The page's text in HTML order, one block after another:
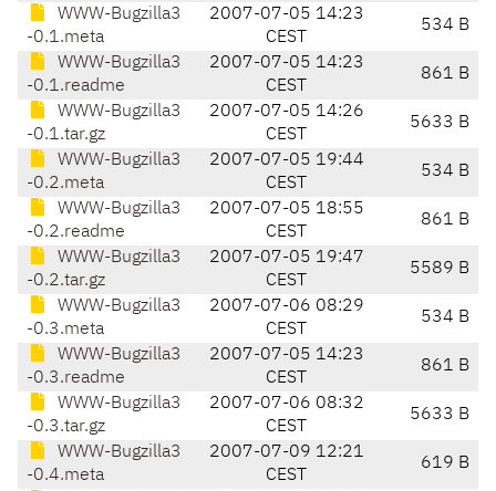
WWW-Bugzilla3
-0.1.meta
2007-07-05 14:23
CEST
534 B
WWW-Bugzilla3
-0.1.readme
2007-07-05 14:23
CEST
861 B
WWW-Bugzilla3
-0.1.tar.gz
2007-07-05 14:26
CEST
5633 B
WWW-Bugzilla3
-0.2.meta
2007-07-05 19:44
CEST
534 B
WWW-Bugzilla3
-0.2.readme
2007-07-05 18:55
CEST
861 B
WWW-Bugzilla3
-0.2.tar.gz
2007-07-05 19:47
CEST
5589 B
WWW-Bugzilla3
-0.3.meta
2007-07-06 08:29
CEST
534 B
WWW-Bugzilla3
-0.3.readme
2007-07-05 14:23
CEST
861 B
WWW-Bugzilla3
-0.3.tar.gz
2007-07-06 08:32
CEST
5633 B
WWW-Bugzilla3
-0.4.meta
2007-07-09 12:21
CEST
619 B